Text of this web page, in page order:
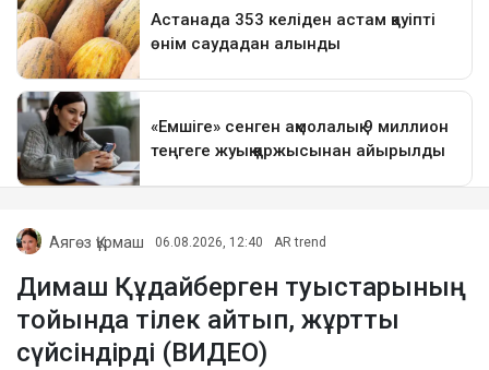
Аягөз Құрмаш 06.08.2026, 12:40 AR trend
Димаш Құдайберген туыстарының
тойында тілек айтып, жұртты
сүйсіндірді (ВИДЕО)